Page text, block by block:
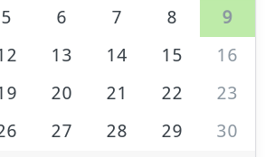
5 6 7 8
9
13 14 15
16
20 21 22
23
27 28 29
30